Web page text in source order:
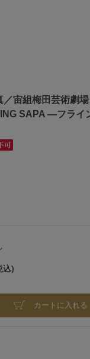
宙組梅田芸術劇場
SAPA ―フライ
込)
カートに入れる